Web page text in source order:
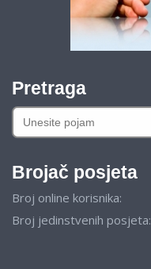
Pretraga
Brojač posjeta
Broj online korisnika:
Broj jedinstvenih posjeta: